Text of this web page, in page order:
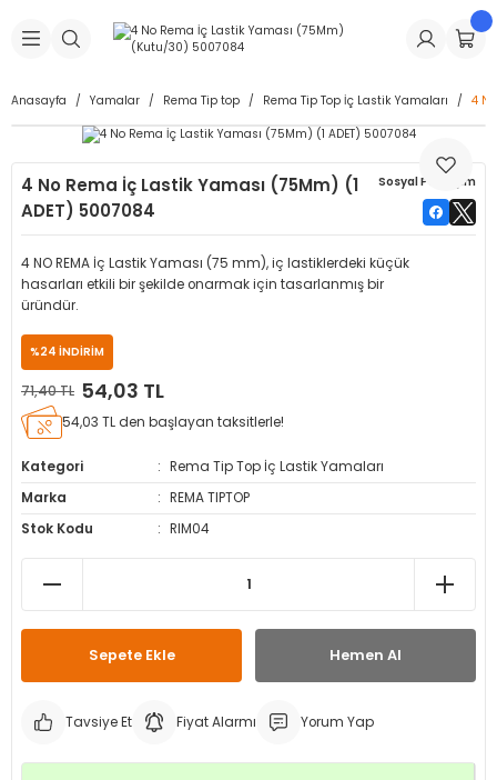
Geri Dön
Makineleri
Geri Dön
Dolgu Lastikleri
Dolgu Lastikleri
Geri Dön
İç Lastikleri
İç Lastikleri
Geri Dön
Geri Dön
& Sibop İlaveleri
Kapağı
Geri Dön
Tüpü
& Spreyler
Geri Dön
Makinesi Yedek Parçaları
Yedek Parçaları
Anasayfa Yamalar Rema Tip top Rema Tip Top İç Lastik Yamaları 4
4 No Rema İç Lastik Yaması (75Mm) (1
ADET) 5007084
Sosyal Paylaşım
4 NO REMA İç Lastik Yaması (75 mm), iç lastiklerdeki küçük
hasarları etkili bir şekilde onarmak için tasarlanmış bir
üründür.
%24 İNDİRİM
71,40 TL 54,03 TL
54,03 TL den başlayan taksitlerle!
Kategori
Rema Tip Top İç Lastik Yamaları
Marka
REMA TIPTOP
Stok Kodu
RIM04
Sepete Ekle Hemen Al
Tavsiye Et Fiyat Alarmı Yorum Yap